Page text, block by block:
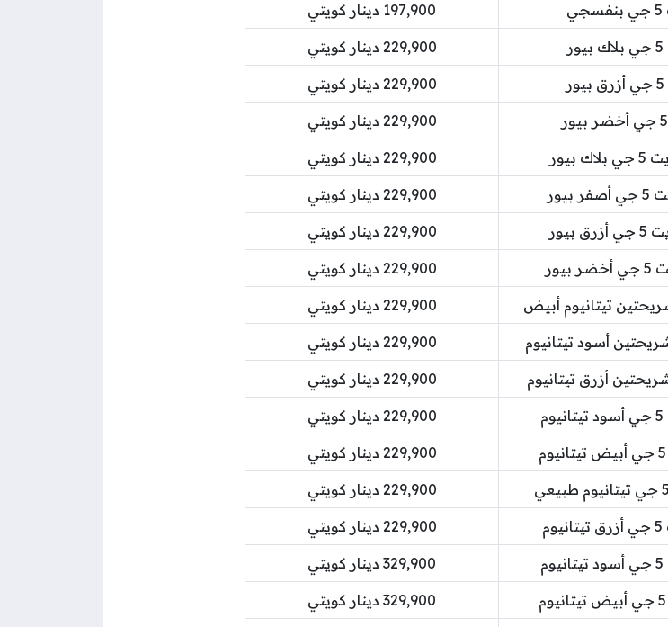
197,900 دينار كويتي
229,900 دينار كويتي
229,900 دينار كويتي
229,900 دينار كويتي
229,900 دينار كويتي
229,900 دينار كويتي
229,900 دينار كويتي
229,900 دينار كويتي
229,900 دينار كويتي
229,900 دينار كويتي
229,900 دينار كويتي
229,900 دينار كويتي
229,900 دينار كويتي
229,900 دينار كويتي
229,900 دينار كويتي
329,900 دينار كويتي
329,900 دينار كويتي